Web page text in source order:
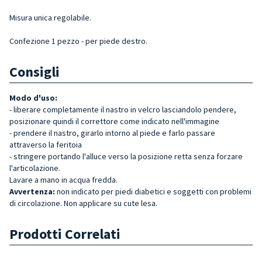
Misura unica regolabile.
Confezione 1 pezzo - per piede destro.
Consigli
Modo d'uso:
- liberare completamente il nastro in velcro lasciandolo pendere,
posizionare quindi il correttore come indicato nell'immagine
- prendere il nastro, girarlo intorno al piede e farlo passare
attraverso la feritoia
- stringere portando l'alluce verso la posizione retta senza forzare
l'articolazione.
Lavare a mano in acqua fredda.
Avvertenza: non indicato per piedi diabetici e soggetti con problemi
di circolazione. Non applicare su cute lesa.
Prodotti Correlati